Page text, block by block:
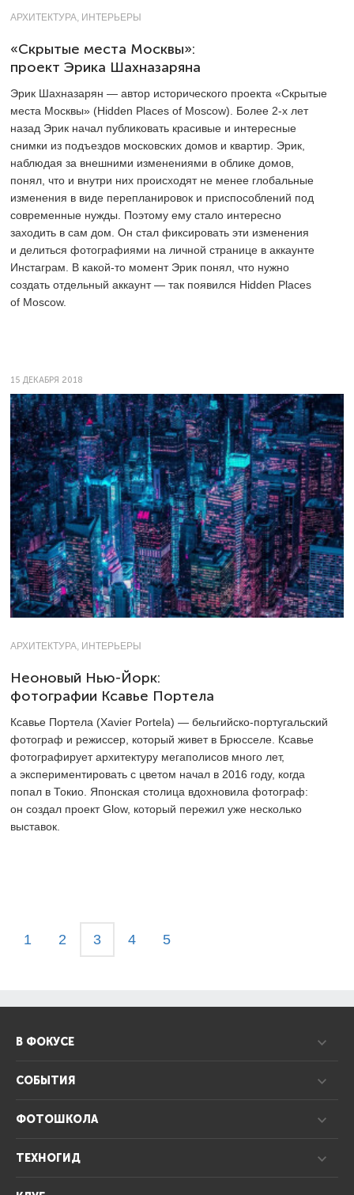
АРХИТЕКТУРА, ИНТЕРЬЕРЫ
«Скрытые места Москвы»:
проект Эрика Шахназаряна
Эрик Шахназарян — автор исторического проекта «Скрытые
места Москвы» (Hidden Places of Moscow). Более 2-х лет
назад Эрик начал публиковать красивые и интересные
снимки из подъездов московских домов и квартир. Эрик,
наблюдая за внешними изменениями в облике домов,
понял, что и внутри них происходят не менее глобальные
изменения в виде перепланировок и приспособлений под
современные нужды. Поэтому ему стало интересно
заходить в сам дом. Он стал фиксировать эти изменения
и делиться фотографиями на личной странице в аккаунте
Инстаграм. В какой-то момент Эрик понял, что нужно
создать отдельный аккаунт — так появился Hidden Places
of Moscow.
15 ДЕКАБРЯ 2018
АРХИТЕКТУРА, ИНТЕРЬЕРЫ
Неоновый Нью-Йорк:
фотографии Ксавье Портела
Ксавье Портела (Xavier Portela) — бельгийско-португальский
фотограф и режиссер, который живет в Брюсселе. Ксавье
фотографирует архитектуру мегаполисов много лет,
а экспериментировать с цветом начал в 2016 году, когда
попал в Токио. Японская столица вдохновила фотограф:
он создал проект Glow, который пережил уже несколько
выставок.
1 2 3 4 5
В ФОКУСЕ
СОБЫТИЯ
ФОТОШКОЛА
ТЕХНОГИД